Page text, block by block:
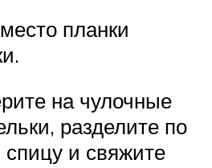
планки
на чулочные
разделите по
и свяжите